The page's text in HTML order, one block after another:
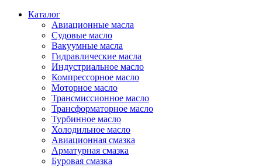
Каталог
Авиационные масла
Судовые масло
Вакуумные масла
Гидравлические масла
Индустриальное масло
Компрессорное масло
Моторное масло
Трансмиссионное масло
Трансформаторное масло
Турбинное масло
Холодильное масло
Авиационная смазка
Арматурная смазка
Буровая смазка